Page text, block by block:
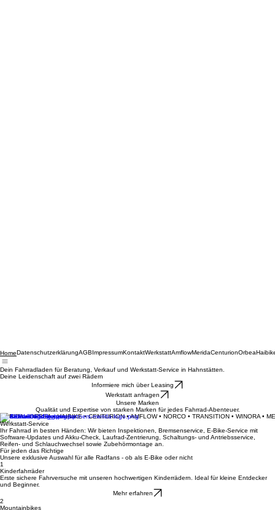
HomeDatenschutzerklärungAGB ImpressumKontaktWerkstattAmflowMeridaCenturion
Dein Fahrradladen für Beratung, Verkauf und Werkstatt-Service in Hahnstätten.
Informiere mich über Leasing
Werkstatt anfragen
Qualität und Expertise von starken Marken für jedes Fahrrad-Abenteuer.
MERIDA • ORBEA • HAIBIKE • CENTURION • AMFLOW • NORCO • TRANSITION • WINORA •
Werkstatt-Service
Ihr Fahrrad in besten Händen: Wir bieten Inspektionen, Bremsenservice, E-Bike-Service mit
Software-Updates und Akku-Check, Laufrad-Zentrierung, Schaltungs- und Antriebsservice,
Reifen- und Schlauchwechsel sowie Zubehörmontage an.
Für jeden das Richtige
Unsere exklusive Auswahl für alle Radfans - ob als E-Bike oder nicht
1
Erste sichere Fahrversuche mit unseren hochwertigen Kinderrädern. Ideal für kleine Entdecker
und Beginner.